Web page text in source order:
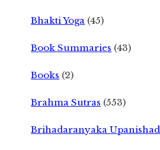
Bhakti Yoga (45)
Book Summaries (43)
Books (2)
Brahma Sutras (553)
Brihadaranyaka Upanishad